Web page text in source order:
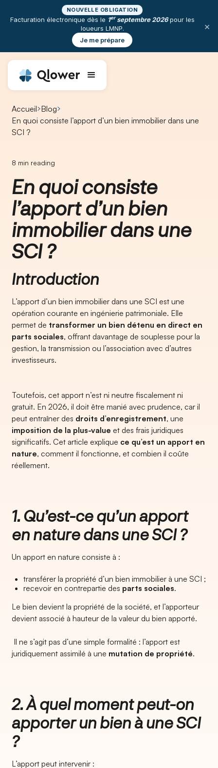
NOUVELLE OBLIGATION
Facturation électronique dès le 1erseptembre 2026pour les
loueurs LMNP.
Je me prépare
×
Accueil Blog
En quoi consiste l’apport d’un bien immobilier dans une
SCI ?
8 min reading
En quoi consiste
l’apport d’un bien
immobilier dans une
SCI ?
Introduction
L’apport d’un bien immobilier dans une SCI est une
opération courante en ingénierie patrimoniale. Elle
permet de transformer un bien détenu en direct en
parts sociales, offrant davantage de souplesse pour la
gestion, la transmission ou l’association avec d’autres
investisseurs.
Toutefois, cet apport n’est ni neutre fiscalement ni
gratuit. En 2026, il doit être manié avec prudence, car il
peut entraîner des droits d’enregistrement, une
imposition de la plus-value et des frais juridiques
significatifs. Cet article explique ce qu’est un apport en
nature, comment il fonctionne, et combien il coûte
réellement.
1. Qu’est-ce qu’un apport
en nature dans une SCI ?
Un apport en nature consiste à :
transférer la propriété d’un bien immobilier à une SCI ;
recevoir en contrepartie des parts sociales.
Le bien devient la propriété de la société, et l’apporteur
devient associé à hauteur de la valeur du bien apporté.
Il ne s’agit pas d’une simple formalité : l’apport est
juridiquement assimilé à une mutation de propriété.
2. À quel moment peut-on
apporter un bien à une SCI
?
L’apport peut intervenir :